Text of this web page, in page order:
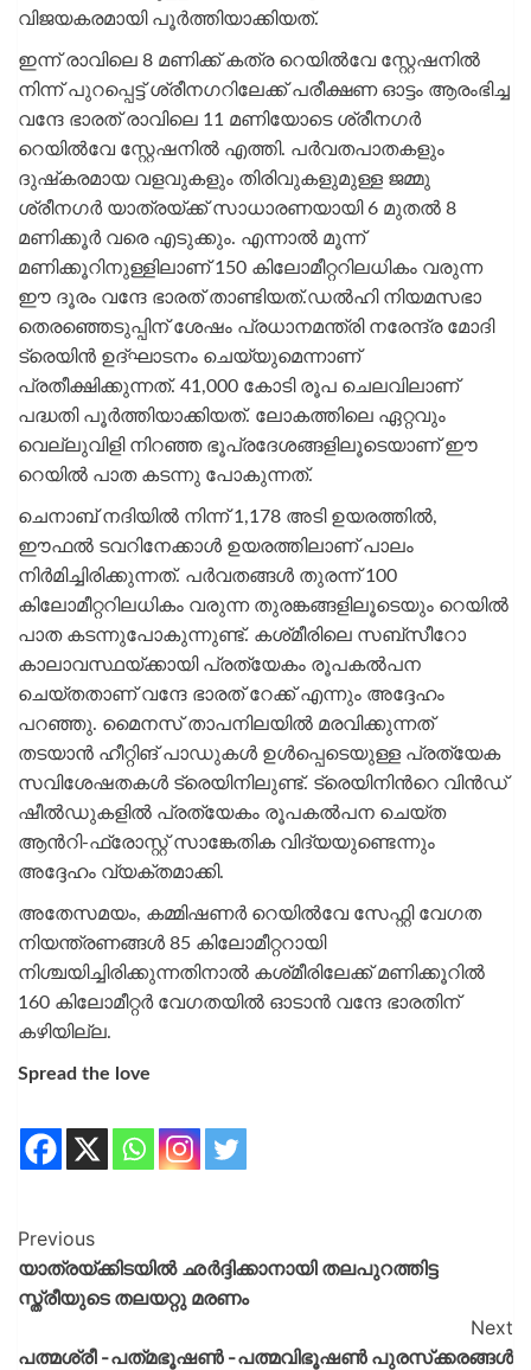
വിജയകരമായി പൂര്‍ത്തിയാക്കിയത്.
ഇന്ന് രാവിലെ 8 മണിക്ക് കത്ര റെയിൽവേ സ്റ്റേഷനിൽ
നിന്ന് പുറപ്പെട്ട് ശ്രീനഗറിലേക്ക് പരീക്ഷണ ഓട്ടം ആരംഭിച്ച
വന്ദേ ഭാരത് രാവിലെ 11 മണിയോടെ ശ്രീനഗർ
റെയിൽവേ സ്റ്റേഷനിൽ എത്തി. പർവതപാതകളും
ദുഷ്‌കരമായ വളവുകളും തിരിവുകളുമുള്ള ജമ്മു
ശ്രീനഗര്‍ യാത്രയ്ക്ക് സാധാരണയായി 6 മുതൽ 8
മണിക്കൂർ വരെ എടുക്കും. എന്നാൽ മൂന്ന്
മണിക്കൂറിനുള്ളിലാണ് 150 കിലോമീറ്ററിലധികം വരുന്ന
ഈ ദൂരം വന്ദേ ഭാരത് താണ്ടിയത്.ഡൽഹി നിയമസഭാ
തെരഞ്ഞെടുപ്പിന് ശേഷം പ്രധാനമന്ത്രി നരേന്ദ്ര മോദി
ട്രെയിൻ ഉദ്ഘാടനം ചെയ്യുമെന്നാണ്
പ്രതീക്ഷിക്കുന്നത്. 41,000 കോടി രൂപ ചെലവിലാണ്
പദ്ധതി പൂര്‍ത്തിയാക്കിയത്. ലോകത്തിലെ ഏറ്റവും
വെല്ലുവിളി നിറഞ്ഞ ഭൂപ്രദേശങ്ങളിലൂടെയാണ് ഈ
റെയില്‍ പാത കടന്നു പോകുന്നത്.
ചെനാബ് നദിയിൽ നിന്ന് 1,178 അടി ഉയരത്തിൽ,
ഈഫൽ ടവറിനേക്കാൾ ഉയരത്തിലാണ് പാലം
നിര്‍മിച്ചിരിക്കുന്നത്. പർവതങ്ങള്‍ തുരന്ന് 100
കിലോമീറ്ററിലധികം വരുന്ന തുരങ്കങ്ങളിലൂടെയും റെയില്‍
പാത കടന്നുപോകുന്നുണ്ട്. കശ്‌മീരിലെ സബ്‌സീറോ
കാലാവസ്ഥയ്ക്കായി പ്രത്യേകം രൂപകൽപന
ചെയ്‌തതാണ് വന്ദേ ഭാരത് റേക്ക് എന്നും അദ്ദേഹം
പറഞ്ഞു. മൈനസ് താപനിലയിൽ മരവിക്കുന്നത്
തടയാന്‍ ഹീറ്റിങ് പാഡുകൾ ഉൾപ്പെടെയുള്ള പ്രത്യേക
സവിശേഷതകൾ ട്രെയിനിലുണ്ട്. ട്രെയിനിന്‍റെ വിൻഡ്‌
ഷീൽഡുകളിൽ പ്രത്യേകം രൂപകൽപന ചെയ്‌ത
ആന്‍റി-ഫ്രോസ്റ്റ് സാങ്കേതിക വിദ്യയുണ്ടെന്നും
അദ്ദേഹം വ്യക്തമാക്കി.
അതേസമയം, കമ്മിഷണർ റെയിൽവേ സേഫ്റ്റി വേഗത
നിയന്ത്രണങ്ങൾ 85 കിലോമീറ്ററായി
നിശ്ചയിച്ചിരിക്കുന്നതിനാൽ കശ്‌മീരിലേക്ക് മണിക്കൂറിൽ
160 കിലോമീറ്റർ വേഗതയിൽ ഓടാൻ വന്ദേ ഭാരതിന്
കഴിയില്ല.
Spread the love
Previous
യാത്രയ്ക്കിടയിൽ ഛർദ്ദിക്കാനായി തലപുറത്തിട്ട
സ്ത്രീയുടെ തലയറ്റു മരണം
Next
പത്മശ്രീ -പത്‌മഭൂഷൺ -പത്മവിഭൂഷൺ പുരസ്‌ക്കരങ്ങൾ